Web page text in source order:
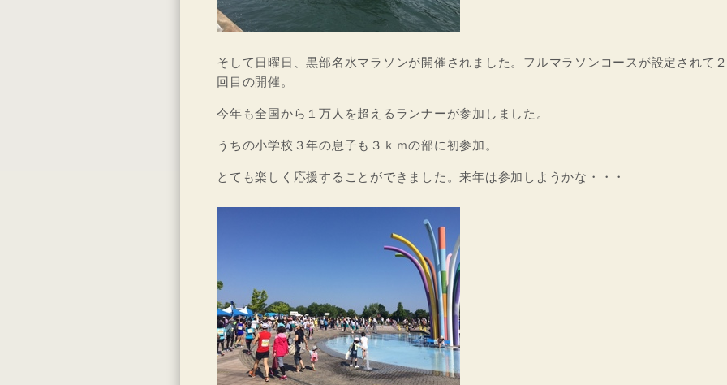
そして日曜日、黒部名水マラソンが開催されました。フルマラソンコースが設定されて２
回目の開催。
今年も全国から１万人を超えるランナーが参加しました。
うちの小学校３年の息子も３ｋｍの部に初参加。
とても楽しく応援することができました。来年は参加しようかな・・・